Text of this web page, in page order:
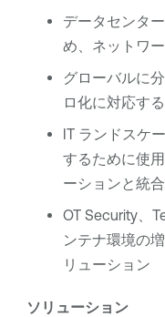
データセンタ
め、ネットワ
グローバルに
ロ化に対応す
IT ランドスケ
するために使
ーションと統
OT Security、
ンテナ環境の
リューション
ソリューション